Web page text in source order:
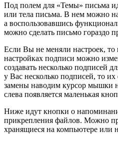
Под полем для «Темы» письма
или тела письма. В нем можно
а воспользовавшись
можно сделать письмо гораздо
Если Вы не меняли настроек, то
настройках подписи можно
создавать несколько подписей
у Вас несколько подписей, то их
замены наводим курсор мышки
слева появляется маленькая
Ниже идут кнопки о
прикрепления файлов. Можно
хранящиеся на компьютере или